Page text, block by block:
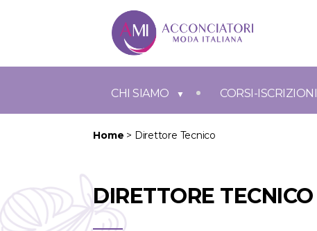
CHI SIAMO CORSI-ISCRIZIONI
Home > Direttore Tecnico
DIRETTORE TECNICO